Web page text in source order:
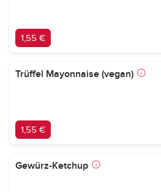
1,55 €
Trüffel Mayonnaise (vegan)
1,55 €
Gewürz-Ketchup